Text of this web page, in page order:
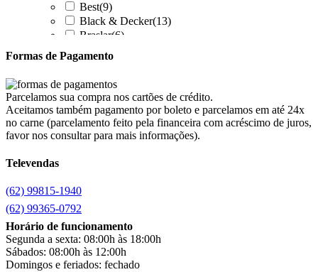
Best(9)
Black & Decker(13)
Braslar(6)
Britânia
Cairu(7)
Canaã Moveis (0)
Canaã Móveis(2)
Carioca Móveis(8)
Clarice
clock
Colibri
Colli(53)
Colormaq(43)
Companhia do Estofado
Formas de Pagamento
Parcelamos sua compra nos cartões de crédito.
Aceitamos também pagamento por boleto e parcelamos em até 24x
no carne (parcelamento feito pela financeira com acréscimo de juros,
favor nos consultar para mais informações).
Televendas
(62) 99815-1940
(62) 99365-0792
Horário de funcionamento
Segunda a sexta: 08:00h às 18:00h
Sábados: 08:00h às 12:00h
Domingos e feriados: fechado